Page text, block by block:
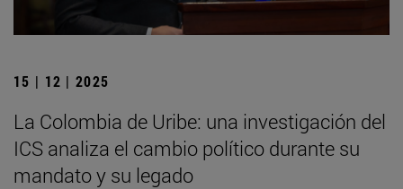
15 | 12 | 2025
La Colombia de Uribe: una investigación del
ICS analiza el cambio político durante su
mandato y su legado